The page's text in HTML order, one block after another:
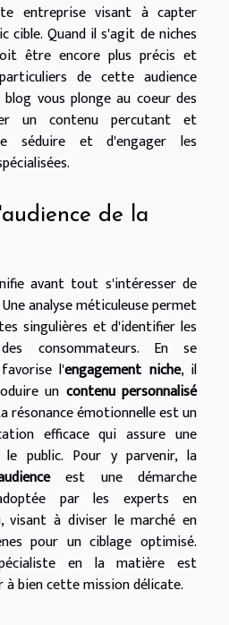
entreprise visant à capter
cible. Quand il s'agit de niches
être encore plus précis et
de cette audience
vous plonge au coeur des
un contenu percutant et
séduire et d'engager les
de la
avant tout s'intéresser de
Une analyse méticuleuse permet
singulières et d'identifier les
consommateurs. En se
l'engagement niche, il
un contenu personnalisé
résonance émotionnelle est un
efficace qui assure une
public. Pour y parvenir, la
est une démarche
par les experts en
visant à diviser le marché en
pour un ciblage optimisé.
en la matière est
à bien cette mission délicate.